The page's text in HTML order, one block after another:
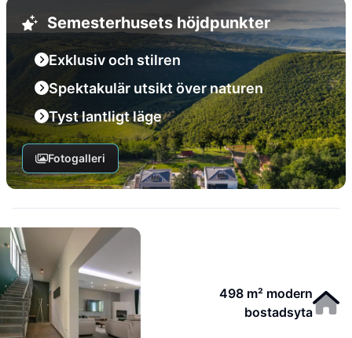
Semesterhusets höjdpunkter
Exklusiv och stilren
Spektakulär utsikt över naturen
Tyst lantligt läge
Fotogalleri
498 m² modern
bostadsyta